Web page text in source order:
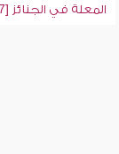
المعلة في الجنائز [7])